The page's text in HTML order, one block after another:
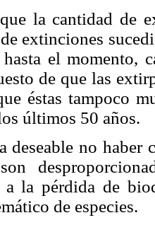
la cantidad de
extinciones
hasta el momento,
de que las
éstas tampoco
últimos 50 años.
deseable no
son
a la pérdida de
de especies.